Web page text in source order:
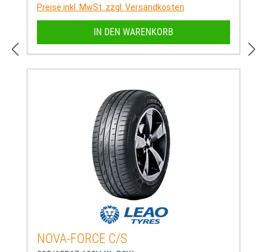
Preise inkl. MwSt. zzgl. Versandkosten
IN DEN WARENKORB
NOVA-FORCE C/S